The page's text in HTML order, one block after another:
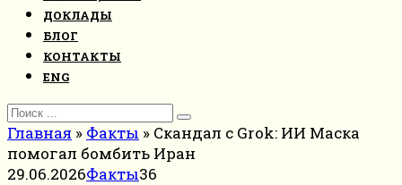
ДОКЛАДЫ
БЛОГ
КОНТАКТЫ
ENG
Search
for:
Главная » Факты » Скандал с Grok: ИИ Маска
помогал бомбить Иран
29.06.2026Факты36